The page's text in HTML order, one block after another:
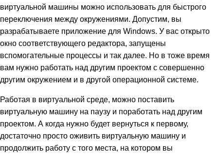
виртуальной машины можно использовать для быстрого
переключения между окружениями. Допустим, вы
разрабатываете приложение для Windows. У вас открыто
окно соответствующего редактора, запущены
вспомогательные процессы и так далее. Но в тоже время
вам нужно работать над другим проектом с совершенно
другим окружением и в другой операционной системе.
Работая в виртуальной среде, можно поставить
виртуальную машину на паузу и поработать над другим
проектом. А когда нужно будет вернуться к первому,
достаточно просто оживить виртуальную машину и
продолжить работу с того места, на котором вы